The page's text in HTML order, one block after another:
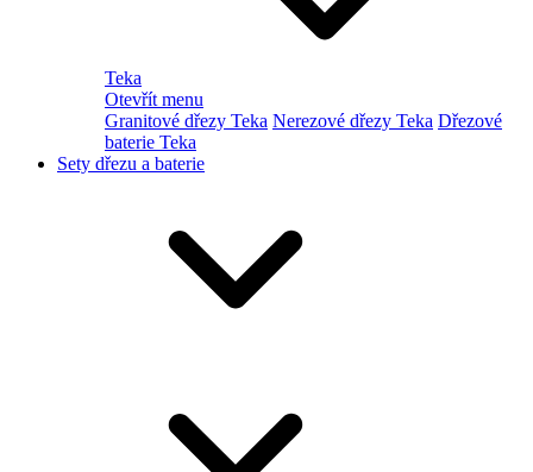
Teka
Otevřít menu
Granitové dřezy Teka Nerezové dřezy Teka Dřezové
baterie Teka
Sety dřezu a baterie